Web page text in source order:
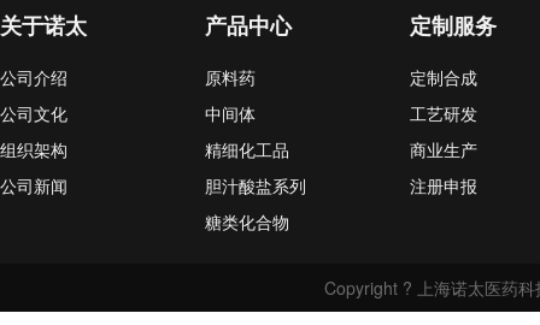
关于诺太
公司介绍
公司文化
组织架构
公司新闻
产品中心
原料药
中间体
精细化工品
胆汁酸盐系列
糖类化合物
定制服务
定制合成
工艺研发
商业生产
注册申报
Copyright ? 上海诺太医药